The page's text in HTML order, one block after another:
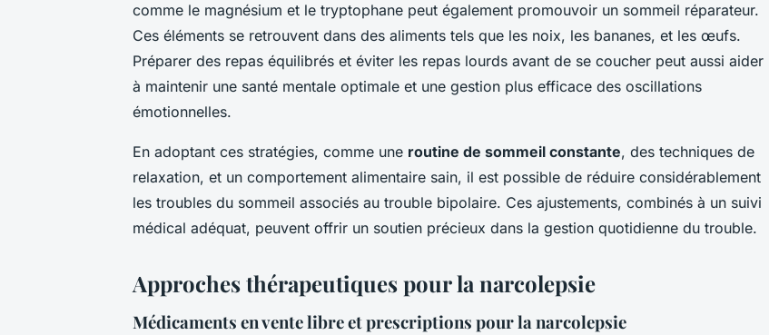
comme le magnésium et le tryptophane peut également promouvoir un sommeil réparateur.
Ces éléments se retrouvent dans des aliments tels que les noix, les bananes, et les œufs.
Préparer des repas équilibrés et éviter les repas lourds avant de se coucher peut aussi aider
à maintenir une santé mentale optimale et une gestion plus efficace des oscillations
émotionnelles.
En adoptant ces stratégies, comme une routine de sommeil constante, des techniques de
relaxation, et un comportement alimentaire sain, il est possible de réduire considérablement
les troubles du sommeil associés au trouble bipolaire. Ces ajustements, combinés à un suivi
médical adéquat, peuvent offrir un soutien précieux dans la gestion quotidienne du trouble.
Approches thérapeutiques pour la narcolepsie
Médicaments en vente libre et prescriptions pour la narcolepsie